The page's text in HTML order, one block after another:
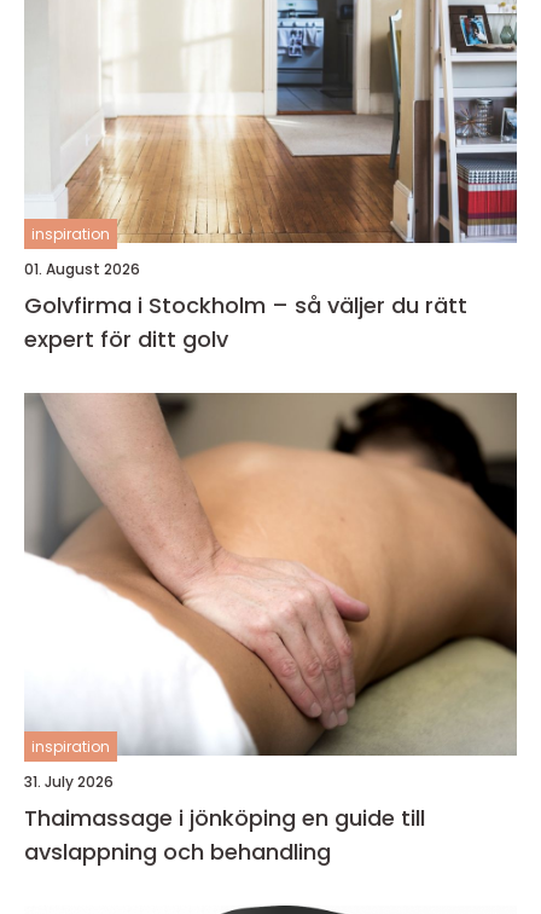
inspiration
01. August 2026
Golvfirma i Stockholm – så väljer du rätt
expert för ditt golv
inspiration
31. July 2026
Thaimassage i jönköping en guide till
avslappning och behandling